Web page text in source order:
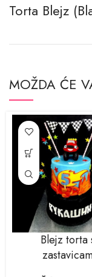
Torta Blejz
MOŽDA ĆE
Blejz torta